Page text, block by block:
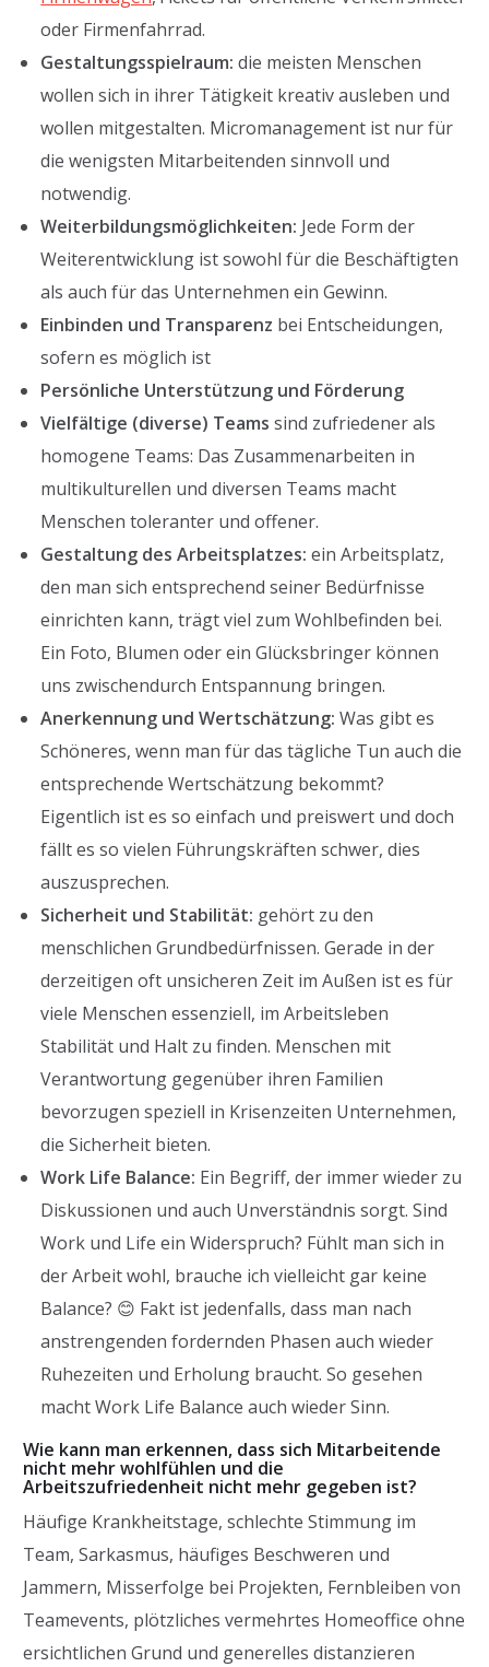
oder Firmenfahrrad.
Gestaltungsspielraum: die meisten Menschen
wollen sich in ihrer Tätigkeit kreativ ausleben und
wollen mitgestalten. Micromanagement ist nur für
die wenigsten Mitarbeitenden sinnvoll und
notwendig.
Weiterbildungsmöglichkeiten: Jede Form der
Weiterentwicklung ist sowohl für die Beschäftigten
als auch für das Unternehmen ein Gewinn.
Einbinden und Transparenz bei Entscheidungen,
sofern es möglich ist
Persönliche Unterstützung und Förderung
Vielfältige (diverse) Teams sind zufriedener als
homogene Teams: Das Zusammenarbeiten in
multikulturellen und diversen Teams macht
Menschen toleranter und offener.
Gestaltung des Arbeitsplatzes: ein Arbeitsplatz,
den man sich entsprechend seiner Bedürfnisse
einrichten kann, trägt viel zum Wohlbefinden bei.
Ein Foto, Blumen oder ein Glücksbringer können
uns zwischendurch Entspannung bringen.
Anerkennung und Wertschätzung: Was gibt es
Schöneres, wenn man für das tägliche Tun auch die
entsprechende Wertschätzung bekommt?
Eigentlich ist es so einfach und preiswert und doch
fällt es so vielen Führungskräften schwer, dies
auszusprechen.
Sicherheit und Stabilität: gehört zu den
menschlichen Grundbedürfnissen. Gerade in der
derzeitigen oft unsicheren Zeit im Außen ist es für
viele Menschen essenziell, im Arbeitsleben
Stabilität und Halt zu finden. Menschen mit
Verantwortung gegenüber ihren Familien
bevorzugen speziell in Krisenzeiten Unternehmen,
die Sicherheit bieten.
Work Life Balance: Ein Begriff, der immer wieder zu
Diskussionen und auch Unverständnis sorgt. Sind
Work und Life ein Widerspruch? Fühlt man sich in
der Arbeit wohl, brauche ich vielleicht gar keine
Balance? 😊 Fakt ist jedenfalls, dass man nach
anstrengenden fordernden Phasen auch wieder
Ruhezeiten und Erholung braucht. So gesehen
macht Work Life Balance auch wieder Sinn.
Wie kann man erkennen, dass sich Mitarbeitende
nicht mehr wohlfühlen und die
Arbeitszufriedenheit nicht mehr gegeben ist?
Häufige Krankheitstage, schlechte Stimmung im
Team, Sarkasmus, häufiges Beschweren und
Jammern, Misserfolge bei Projekten, Fernbleiben von
Teamevents, plötzliches vermehrtes Homeoffice ohne
ersichtlichen Grund und generelles distanzieren